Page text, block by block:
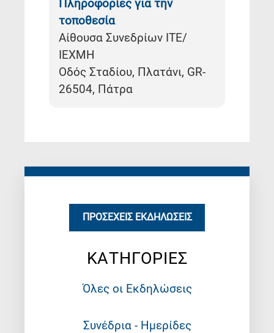
ΠΡΟΣΕΧΕΊΣ ΕΚΔΗΛΏΣΕΙΣ
ΚΑΤΗΓΟΡΙΕΣ
Όλες οι Εκδηλώσεις
Συνέδρια - Ημερίδες
Πληροφορίες για την
τοποθεσία
Αίθουσα Συνεδρίων ΙΤΕ/
ΙΕΧΜΗ
Οδός Σταδίου, Πλατάνι, GR-
26504, Πάτρα